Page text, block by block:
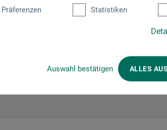
Präferenzen Statistiken
Auswahl bestätigen ALLES